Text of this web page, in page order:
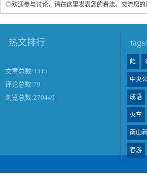
◎欢迎参与讨论，请在这里发表您的看法、交流您的
热文排行
文章总数:1315
评论总数:79
浏览总数:270449
船
中央
成语
火车
南山
春游